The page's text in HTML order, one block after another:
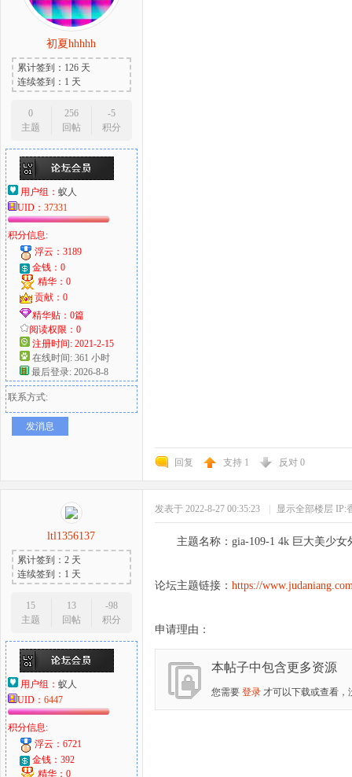
初夏hhhhh
累计签到：126 天
连续签到：1 天
0
主题
256
回帖
-5
积分
用户组： 蚁人
UID： 37331
积分信息:
浮云：3189
金钱：0
精华：0
贡献：0
精华贴：0篇
阅读权限：0
注册时间: 2021-2-15
在线时间: 361 小时
最后登录: 2026-8-8
联系方式:
发消息
回复 支持 1 反对 0
ltl1356137
累计签到：2 天
连续签到：1 天
15
主题
13
回帖
-98
积分
用户组： 蚁人
UID： 6447
积分信息:
浮云：6721
金钱：392
精华：0
发表于 2022-8-27 00:35:23 显示全部楼层 IP:
主题名称：gia-109-1 4k 巨大美少女
论坛主题链接： https://
申请理由：
本帖子中包含更多资源
您需要 登录 才可以下载或查看，